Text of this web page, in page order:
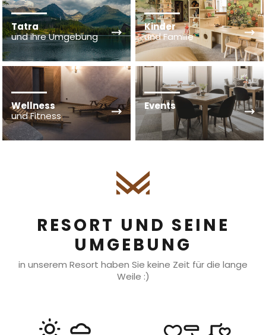
Tatra
und ihre Umgebung
Kinder
und Familie
Wellness
und Fitness
Events
RESORT UND SEINE
UMGEBUNG
in unserem Resort haben Sie keine Zeit für die lange
Weile :)